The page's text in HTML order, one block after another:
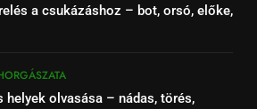
a csukázáshoz – bot, orsó, előke,
helyek olvasása – nádas, törés,